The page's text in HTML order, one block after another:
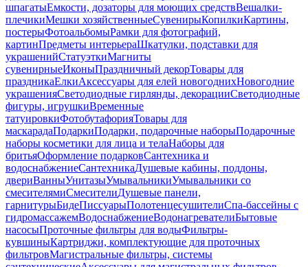
шпагатыЕмкости, дозаторы для моющих средствВешалки-
плечикиМешки хозяйственныеСувенирыКопилкиКартины,
постерыФотоальбомыРамки для фотографий,
картинПредметы интерьераШкатулки, подставки для
украшенийСтатуэткиМагниты
сувенирныеИконыПраздничный декорТовары для
праздникаЕлкиАксессуары для елей новогоднихНовогодние
украшенияСветодиодные гирлянды, декорацииСветодиодные
фигуры, игрушкиВременные
татуировкиФотобутафорияТовары для
маскарадаПодаркиПодарки, подарочные наборыПодарочные
наборы косметики для лица и телаНаборы для
бритьяОформление подарковСантехника и
водоснабжениеСантехникаДушевые кабины, поддоны,
двериВанныУнитазыУмывальникиУмывальники со
смесителямиСмесителиДушевые панели,
гарнитурыБидеПиссуарыПолотенцесушителиСпа-бассейны с
гидромассажемВодоснабжениеВодонагревателиБытовые
насосыПроточные фильтры для водыФильтры-
кувшиныКартриджи, комплектующие для проточных
фильтровМагистральные фильтры, системы